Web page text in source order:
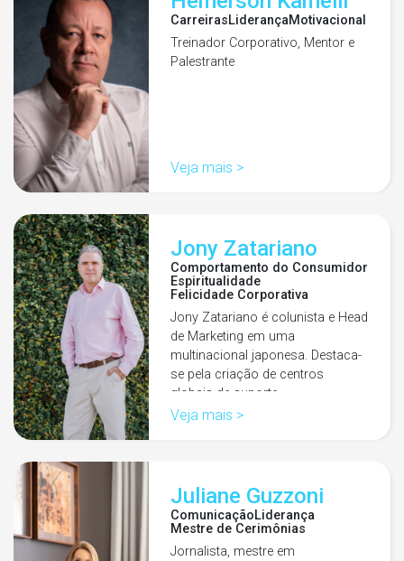
CarreirasLiderançaMotivacional
Treinador Corporativo, Mentor e
Palestrante
Veja mais >
Jony Zatariano
Comportamento do Consumidor
Espiritualidade
Felicidade Corporativa
Jony Zatariano é colunista e Head
de Marketing em uma
multinacional japonesa. Destaca-
se pela criação de centros
globais de suporte…
Veja mais >
Juliane Guzzoni
ComunicaçãoLiderança
Mestre de Cerimônias
Jornalista, mestre em